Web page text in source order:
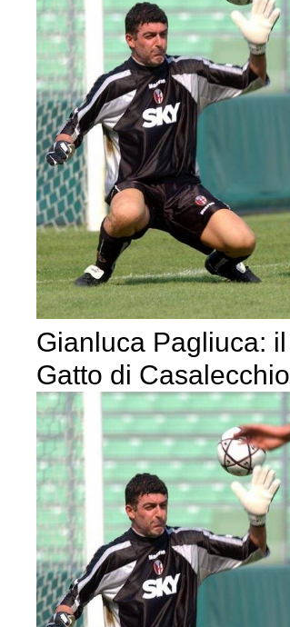
Gianluca Pagliuca: il
Gatto di Casalecchio